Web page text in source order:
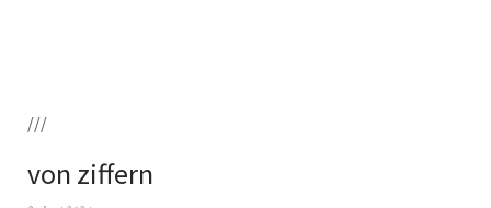
///
von ziffern